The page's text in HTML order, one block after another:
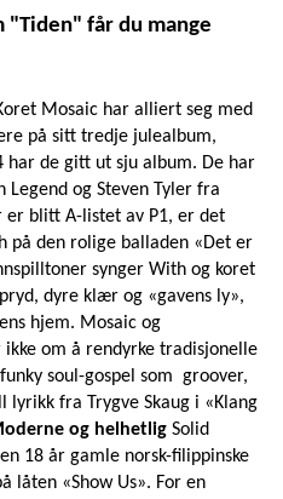
"Tiden" får du mange
Mosaic har alliert seg med
på sitt tredje julealbum,
har de gitt ut sju album. De har
Legend og Steven Tyler fra
er blitt A-listet av P1, er det
på den rolige balladen «Det er
synger With og koret
dyre klær og «gavens ly»,
hjem. Mosaic og
om å rendyrke tradisjonelle
soul-gospel som groover,
lyrikk fra Trygve Skaug i «Klang
og helhetlig Solid
18 år gamle norsk-filippinske
låten «Show Us». For en